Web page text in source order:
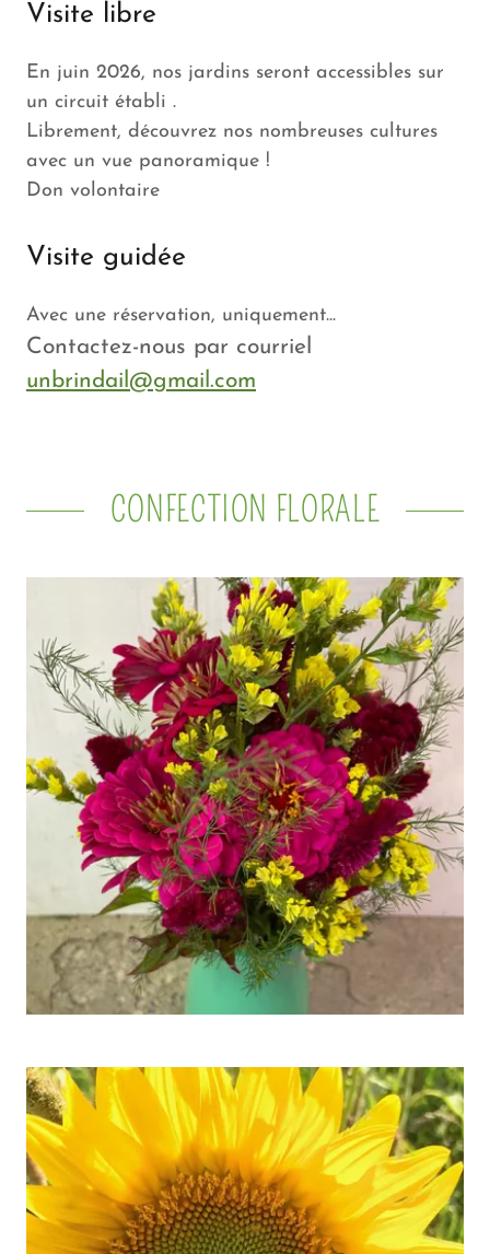
Visite libre
En juin 2026, nos jardins seront accessibles sur
un circuit établi .
Librement, découvrez nos nombreuses cultures
avec un vue panoramique !
Don volontaire
Visite guidée
Avec une réservation, uniquement...
Contactez-nous par courriel
unbrindail@gmail.com
CONFECTION FLORALE